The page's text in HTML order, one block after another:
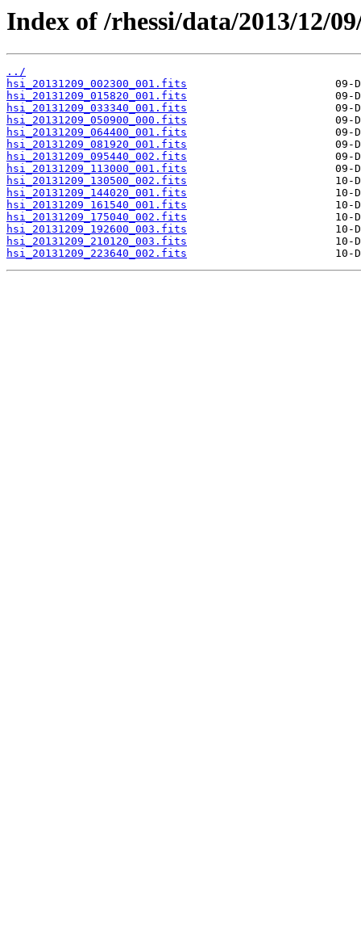
Index of /rhessi/data/2013/12/
../
hsi_20131209_002300_001.fits
hsi_20131209_015820_001.fits
hsi_20131209_033340_001.fits
hsi_20131209_050900_000.fits
hsi_20131209_064400_001.fits
hsi_20131209_081920_001.fits
hsi_20131209_095440_002.fits
hsi_20131209_113000_001.fits
hsi_20131209_130500_002.fits
hsi_20131209_144020_001.fits
hsi_20131209_161540_001.fits
hsi_20131209_175040_002.fits
hsi_20131209_192600_003.fits
hsi_20131209_210120_003.fits
hsi_20131209_223640_002.fits